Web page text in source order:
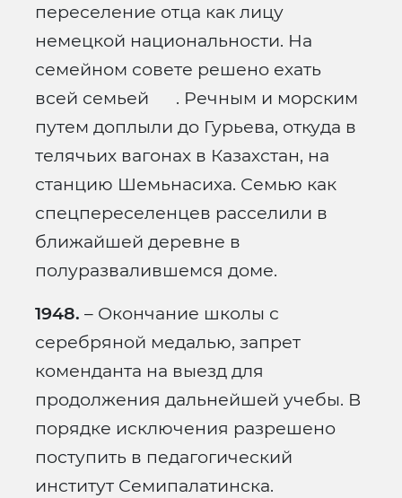
переселение отца как лицу
немецкой национальности. На
семейном совете решено ехать
всей семьей . Речным и морским
путем доплыли до Гурьева, откуда в
телячьих вагонах в Казахстан, на
станцию Шемьнасиха. Семью как
спецпереселенцев расселили в
ближайшей деревне в
полуразвалившемся доме.
1948. – Окончание школы с
серебряной медалью, запрет
коменданта на выезд для
продолжения дальнейшей учебы. В
порядке исключения разрешено
поступить в педагогический
институт Семипалатинска.